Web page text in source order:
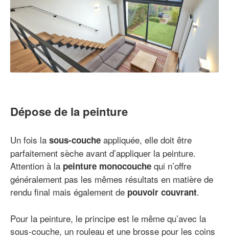
Dépose de la peinture
Un fois la sous-couche appliquée, elle doit être
parfaitement sèche avant d’appliquer la peinture.
Attention à la peinture monocouche qui n’offre
généralement pas les mêmes résultats en matière de
rendu final mais également de pouvoir couvrant.
Pour la peinture, le principe est le même qu’avec la
sous-couche, un rouleau et une brosse pour les coins